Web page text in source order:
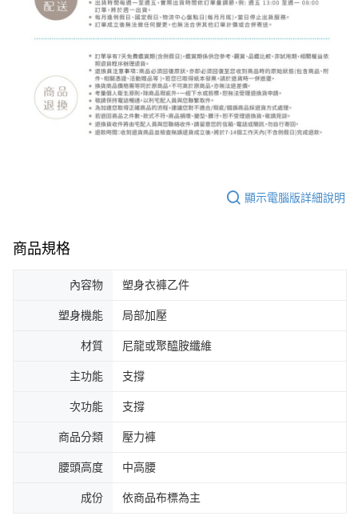
顯示電腦版詳細說明
商品規格
內容物 塑身衣褲乙件
塑身機能 局部加壓
材質 尼龍或聚醯胺纖維
主功能 支撐
次功能 支撐
商品分類 壓力褲
腰頭高度 中高腰
成份 依商品布標為主